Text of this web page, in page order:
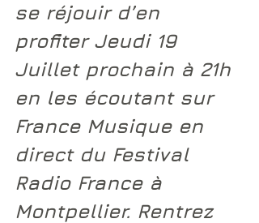
se réjouir d’en
profiter Jeudi 19
Juillet prochain à 21h
en les écoutant sur
France Musique en
direct du Festival
Radio France à
Montpellier. Rentrez